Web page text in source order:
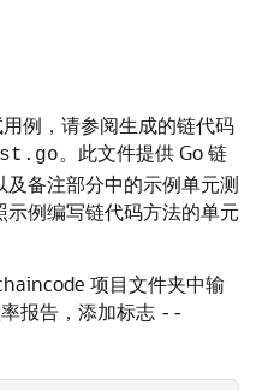
例，请参阅生成的链代码
。此文件提供 Go 链
备注部分中的示例单元测
例编写链代码方法的单元
项目文件夹中输
报告，添加标志 --